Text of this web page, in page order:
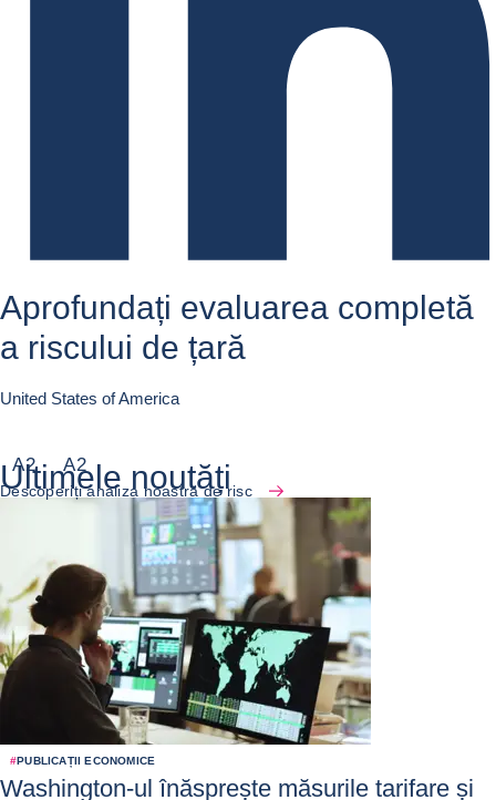
Aprofundați evaluarea completă
a riscului de țară
United States of America
A2 A2
Descoperiți analiza noastră de risc
Ultimele noutăți
#PUBLICAȚII ECONOMICE
Washington-ul înăsprește măsurile tarifare și